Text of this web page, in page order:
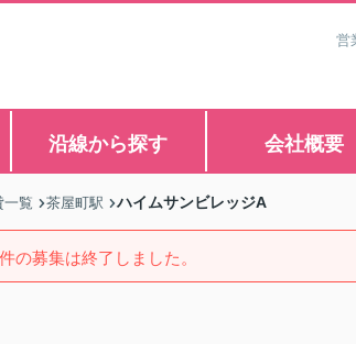
営
沿線から探す 会社概要
一覧 茶屋町駅 ハイムサンビレッジA
の募集は終了しました。